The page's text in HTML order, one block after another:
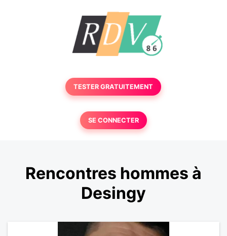
TESTER GRATUITEMENT
SE CONNECTER
Rencontres hommes à
Desingy